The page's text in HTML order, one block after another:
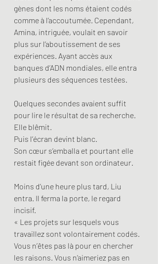
gènes dont les noms étaient codés
comme à l’accoutumée. Cependant,
Amina, intriguée, voulait en savoir
plus sur l’aboutissement de ses
expériences. Ayant accès aux
banques d’ADN mondiales, elle entra
plusieurs des séquences testées.
Quelques secondes avaient suffit
pour lire le résultat de sa recherche.
Elle blêmit.
Puis l’écran devint blanc.
Son cœur s’emballa et pourtant elle
restait figée devant son ordinateur.
Moins d’une heure plus tard, Liu
entra. Il ferma la porte, le regard
incisif.
« Les projets sur lesquels vous
travaillez sont volontairement codés.
Vous n’êtes pas là pour en chercher
les raisons. Vous n’aimeriez pas en